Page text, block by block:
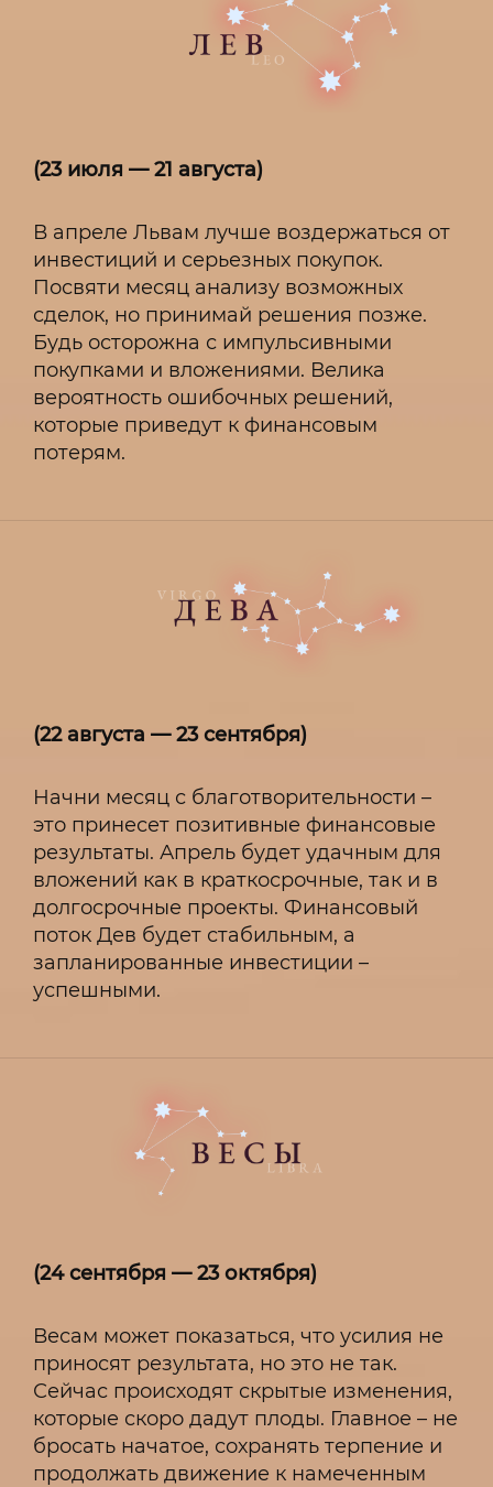
(23 июля — 21 августа)
В апреле Львам лучше воздержаться от
инвестиций и серьезных покупок.
Посвяти месяц анализу возможных
сделок, но принимай решения позже.
Будь осторожна с импульсивными
покупками и вложениями. Велика
вероятность ошибочных решений,
которые приведут к финансовым
потерям.
(22 августа — 23 сентября)
Начни месяц с благотворительности –
это принесет позитивные финансовые
результаты. Апрель будет удачным для
вложений как в краткосрочные, так и в
долгосрочные проекты. Финансовый
поток Дев будет стабильным, а
запланированные инвестиции –
успешными.
(24 сентября — 23 октября)
Весам может показаться, что усилия не
приносят результата, но это не так.
Сейчас происходят скрытые изменения,
которые скоро дадут плоды. Главное – не
бросать начатое, сохранять терпение и
продолжать движение к намеченным